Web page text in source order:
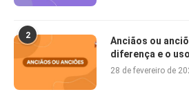
2
Anciãos ou
diferença e o
28 de fevereiro de